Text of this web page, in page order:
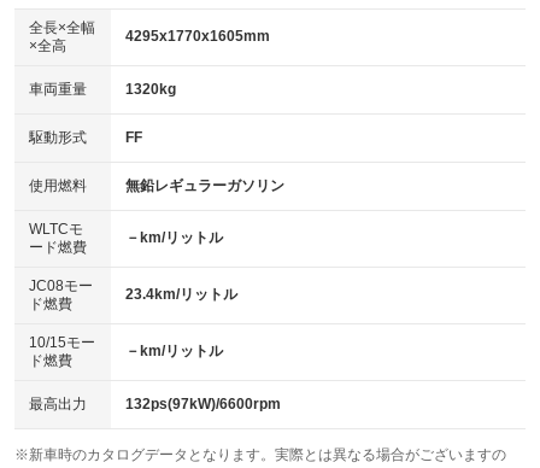
：装備なし
パワーウィンドウ
アイドリングストップ
：装備なし
USB入力端子
：装備あり
100V電源
：装備なし
センターデフロック
：装備なし
電動格納ミラー
：装備あり
アルミホイール：17インチ
：装備あり
HID(キセノンライト)
バックカメラ
エアロ
：装備なし
ローダウン
：装備なし
ベンチシート
：装備なし
チップアップシート
：装備なし
電動格納サードシート
：装備なし シートヒーター
：装備あり
全長×全幅
×全高
4295x1770x1605mm
車両重量 1320kg
駆動形式 FF
使用燃料 無鉛レギュラーガソリン
WLTCモ
ード燃費
－km/リットル
JC08モー
ド燃費
23.4km/リットル
10/15モー
ド燃費
－km/リットル
最高出力 132ps(97kW)/6600rpm
※新車時のカタログデータとなります。実際とは異なる場合がございますの